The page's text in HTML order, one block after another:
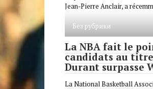
Jean-Pierre Anclair, a
Без рубрики
La NBA fait le
candidats au titre
Durant surpasse
La National Basketball